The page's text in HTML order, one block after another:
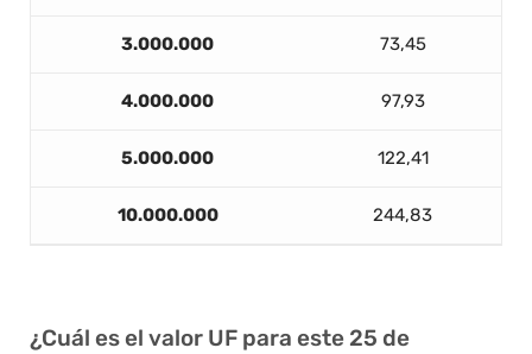
3.000.000 73,45
4.000.000 97,93
5.000.000 122,41
10.000.000 244,83
¿Cuál es el valor UF para este 25 de